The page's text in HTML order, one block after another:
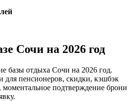
Сочи на 2026 год
базы отдыха Сочи на 2026 год.
для пенсионеров, скидки, кэшбэк
подтверждение брони